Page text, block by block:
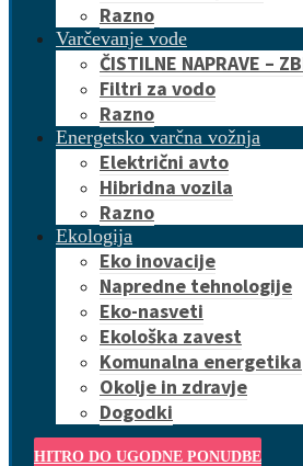
Razno
Varčevanje vode
ČISTILNE NAPRAVE –
Filtri za vodo
Razno
Energetsko varčna vožnja
Električni avto
Hibridna vozila
Razno
Ekologija
Eko inovacije
Napredne tehnologije
Eko-nasveti
Ekološka zavest
Komunalna energetika
Okolje in zdravje
Dogodki
HITRO DO UGODNE PONUDBE